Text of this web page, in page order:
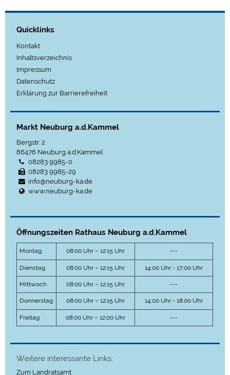
Quicklinks
Kontakt
Inhaltsverzeichnis
Impressum
Datenschutz
Erklärung zur Barrierefreiheit
Markt Neuburg a.d.Kammel
Bergstr. 2
86476 Neuburg a.d.Kammel
08283 9985-0
08283 9985-29
info@neuburg-ka.de
www.neuburg-ka.de
Öffnungszeiten Rathaus Neuburg a.d.Kammel
Montag 08:00 Uhr – 12:15 Uhr ---
Dienstag 08:00 Uhr – 12:15 Uhr 14:00 Uhr - 17:00 Uhr
Mittwoch 08:00 Uhr – 12:15 Uhr ---
Donnerstag 08:00 Uhr – 12:15 Uhr 14:00 Uhr - 18:00 Uhr
Freitag 08:00 Uhr – 12:00 Uhr ---
Weitere interessante Links:
Zum Landratsamt